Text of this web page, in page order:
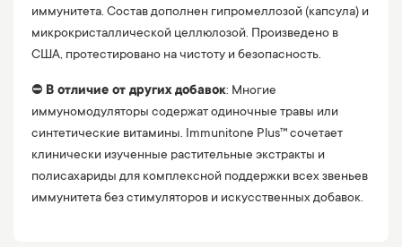
иммунитета. Состав дополнен гипромеллозой (капсула) и
микрокристаллической целлюлозой. Произведено в
США, протестировано на чистоту и безопасность.
⛔️ В отличие от других добавок: Многие
иммуномодуляторы содержат одиночные травы или
синтетические витамины. Immunitone Plus™ сочетает
клинически изученные растительные экстракты и
полисахариды для комплексной поддержки всех звеньев
иммунитета без стимуляторов и искусственных добавок.